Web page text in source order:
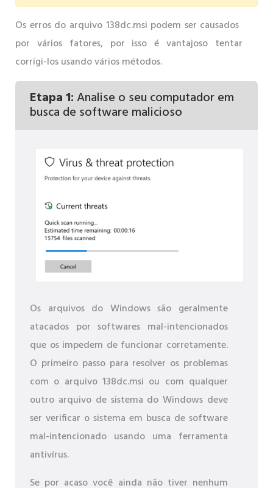
Os erros do arquivo 138dc.msi podem ser causados ​​
por vários fatores, por isso é vantajoso tentar
corrigi-los usando vários métodos.
Etapa 1:Analise o seu computador em
busca de software malicioso
Os arquivos do Windows são geralmente
atacados por softwares mal-intencionados
que os impedem de funcionar corretamente.
O primeiro passo para resolver os problemas
com o arquivo 138dc.msi ou com qualquer
outro arquivo de sistema do Windows deve
ser verificar o sistema em busca de software
mal-intencionado usando uma ferramenta
antivírus.
Se por acaso você ainda não tiver nenhum